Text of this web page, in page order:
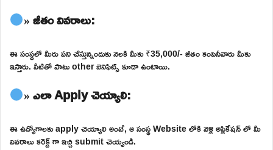
» జీతం వివరాలు:
ఈ సంస్థలో మీరు పని చేస్తున్నందుకు నెలకి మీకు ₹35,000/- జీతం కంపెనీవారు మీకు
ఇస్తారు. వీటితో పాటు other బెనిఫిట్స్ కూడా ఉంటాయి.
» ఎలా Apply చెయ్యాలి:
ఈ ఉద్యోగాలకు apply చెయ్యాలి అంటే, ఆ సంస్థ Website లోకి వెళ్లి అప్లికేషన్ లో మీ
వివరాలు కరెక్ట్ గా ఇచ్చి submit చెయ్యండి.